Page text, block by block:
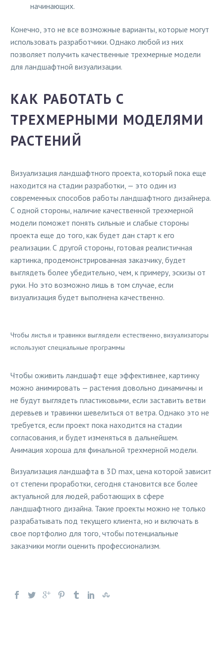
начинающих.
Конечно, это не все возможные варианты, которые могут
использовать разработчики. Однако любой из них
позволяет получить качественные трехмерные модели
для ландшафтной визуализации.
КАК РАБОТАТЬ С
ТРЕХМЕРНЫМИ МОДЕЛЯМИ
РАСТЕНИЙ
Визуализация ландшафтного проекта, который пока еще
находится на стадии разработки, — это один из
современных способов работы ландшафтного дизайнера.
С одной стороны, наличие качественной трехмерной
модели поможет понять сильные и слабые стороны
проекта еще до того, как будет дан старт к его
реализации. С другой стороны, готовая реалистичная
картинка, продемонстрированная заказчику, будет
выглядеть более убедительно, чем, к примеру, эскизы от
руки. Но это возможно лишь в том случае, если
визуализация будет выполнена качественно.
Чтобы листья и травинки выглядели естественно, визуализаторы
используют специальные программы
Чтобы оживить ландшафт еще эффективнее, картинку
можно анимировать — растения довольно динамичны и
не будут выглядеть пластиковыми, если заставить ветви
деревьев и травинки шевелиться от ветра. Однако это не
требуется, если проект пока находится на стадии
согласования, и будет изменяться в дальнейшем.
Анимация хороша для финальной трехмерной модели.
Визуализация ландшафта в 3D max, цена которой зависит
от степени проработки, сегодня становится все более
актуальной для людей, работающих в сфере
ландшафтного дизайна. Такие проекты можно не только
разрабатывать под текущего клиента, но и включать в
свое портфолио для того, чтобы потенциальные
заказчики могли оценить профессионализм.